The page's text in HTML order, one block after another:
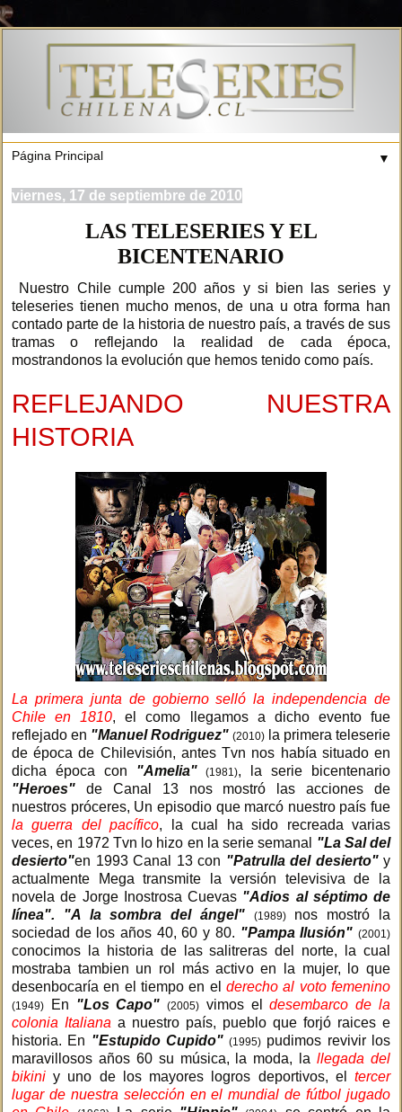
▼
viernes, 17 de septiembre de 2010
LAS TELESERIES Y EL
BICENTENARIO
Nuestro Chile cumple 200 años y si bien las series y
teleseries tienen mucho menos, de una u otra forma han
contado parte de la historia de nuestro país, a través de sus
tramas o reflejando la realidad de cada época,
mostrandonos la evolución que hemos tenido como país.
REFLEJANDO NUESTRA
HISTORIA
La primera junta de gobierno selló la independencia de
Chile en 1810, el como llegamos a dicho evento fue
reflejado en "Manuel Rodriguez" (2010) la primera teleserie
de época de Chilevisión, antes Tvn nos había situado en
dicha época con "Amelia" (1981), la serie bicentenario
"Heroes" de Canal 13 nos mostró las acciones de
nuestros próceres, Un episodio que marcó nuestro país fue
la guerra del pacífico, la cual ha sido recreada varias
veces, en 1972 Tvn lo hizo en la serie semanal "La Sal del
desierto"en 1993 Canal 13 con "Patrulla del desierto"y
actualmente Mega transmite la versión televisiva de la
novela de Jorge Inostrosa Cuevas "Adios al séptimo de
línea". "A la sombra del ángel"
(1989)nos mostró la
sociedad de los años 40, 60 y 80. "Pampa Ilusión" (2001)
conocimos la historia de las salitreras del norte, la cual
mostraba tambien un rol más activo en la mujer, lo que
desenbocaría en el tiempo en el derecho al voto femenino
(1949) En "Los Capo" (2005) vimos eldesembarco de la
colonia Italiana a nuestro país, pueblo que forjó raices e
historia. En "Estupido Cupido" (1995) pudimos revivir los
maravillosos años 60 su música, la moda, lallegada del
bikini y uno de los mayores logros deportivos, el tercer
lugar de nuestra selección en el mundial de fútbol jugado